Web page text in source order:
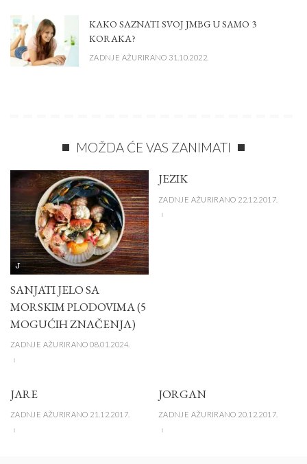
KAKO SAZNATI SVOJ JMBG U SAMO 3
KORAKA?
ZADNJE AŽURIRANO 31.10.2022.
MOŽDA ĆE VAS ZANIMATI
J
SANJATI JELO SA
MORSKIM PLODOVIMA (5
MOGUĆIH ZNAČENJA)
ZADNJE AŽURIRANO 08.01.2024.
JEZIK
ZADNJE AŽURIRANO 22.12.2017.
JARE
ZADNJE AŽURIRANO 21.12.2017.
JORGAN
ZADNJE AŽURIRANO 20.12.2017.